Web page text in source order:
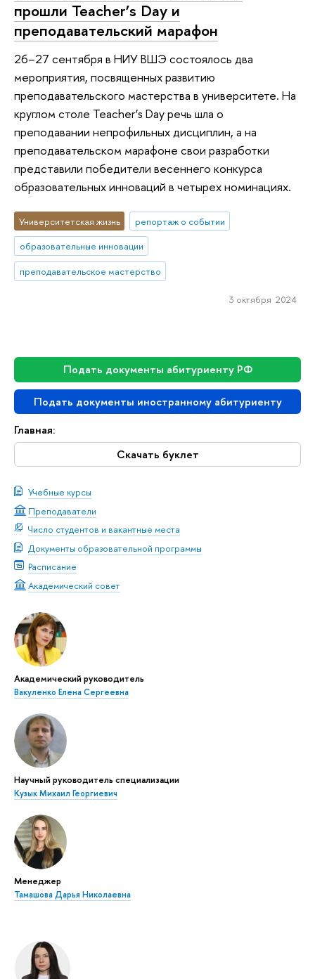
Подать документы абитуриенту РФ
Подать документы иностранному абитуриенту
Главная:
Скачать буклет
Учебные курсы
Преподаватели
Число студентов и вакантные места
Документы образовательной программы
Расписание
Академический совет
Академический руководитель
Вакуленко Елена Сергеевна
Научный руководитель специализации
Кузык Михаил Георгиевич
Менеджер
Тамашова Дарья Николаевна
прошли Teacher’s Day и
преподавательский марафон
26–27 сентября в НИУ ВШЭ состоялось два
мероприятия, посвященных развитию
преподавательского мастерства в университете. На
круглом столе Teacher’s Day речь шла о
преподавании непрофильных дисциплин, а на
преподавательском марафоне свои разработки
представили победители весеннего конкурса
образовательных инноваций в четырех номинациях.
Университетская жизнь
репортаж о событии
образовательные инновации
преподавательское мастерство
3 октября 2024